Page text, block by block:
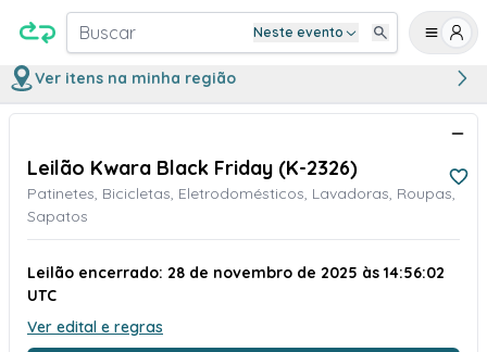
Buscar Neste evento
Ver itens na minha região
Leilão Kwara Black Friday (K-2326)
Patinetes, Bicicletas, Eletrodomésticos, Lavadoras, Roupas,
Sapatos
Leilão encerrado: 28 de novembro de 2025 às 14:56:02
UTC
Ver edital e regras